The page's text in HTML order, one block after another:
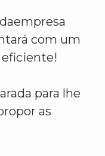
com um
para lhe
as